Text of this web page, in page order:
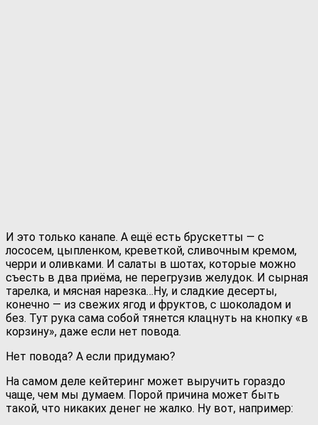
И это только канапе. А ещё есть брускетты — с
лососем, цыпленком, креветкой, сливочным кремом,
черри и оливками. И салаты в шотах, которые можно
съесть в два приёма, не перегрузив желудок. И сырная
тарелка, и мясная нарезка…Ну, и сладкие десерты,
конечно — из свежих ягод и фруктов, с шоколадом и
без. Тут рука сама собой тянется клацнуть на кнопку «в
корзину», даже если нет повода.
Нет повода? А если придумаю?
На самом деле кейтеринг может выручить гораздо
чаще, чем мы думаем. Порой причина может быть
такой, что никаких денег не жалко. Ну вот, например: